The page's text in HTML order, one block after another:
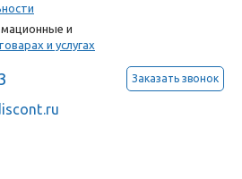
и
и услугах
Заказать звонок